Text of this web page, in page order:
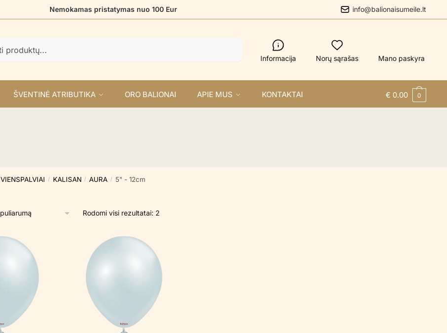
Nemokamas pristatymas nuo 100 Eur info@balionaisumeile.lt
Informacija Norų sąrašas Mano paskyra
ŠVENTINĖ ATRIBUTIKA ORO BALIONAI APIE MUS KONTAKTAI € 0.00 0
VIENSPALVIAI / KALISAN / AURA / 5" - 12cm
Rodomi visi rezultatai: 2Rūšiuojama